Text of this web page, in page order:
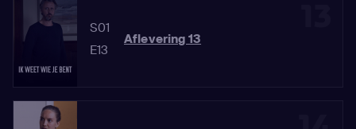
S01
E13
Aflevering 13